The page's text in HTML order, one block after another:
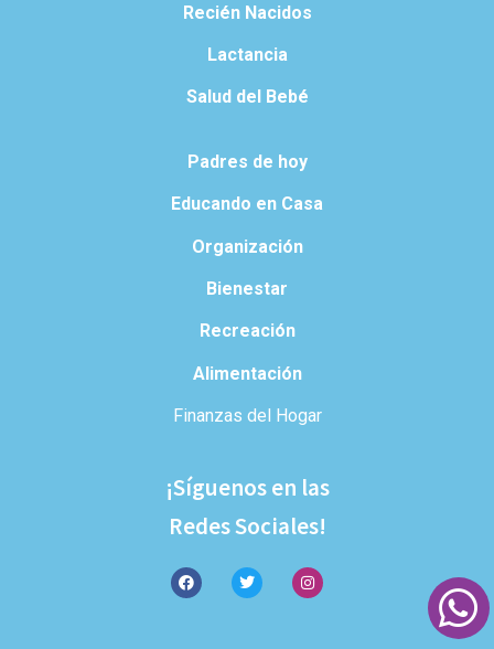
Recién Nacidos
Lactancia
Salud del Bebé
Padres de hoy
Educando en Casa
Organización
Bienestar
Recreación
Alimentación
Finanzas del Hogar
¡Síguenos en las
Redes Sociales!